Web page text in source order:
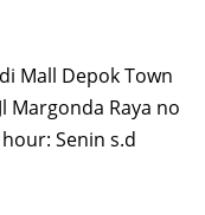
Mall Depok Town
Margonda Raya no
Senin s.d